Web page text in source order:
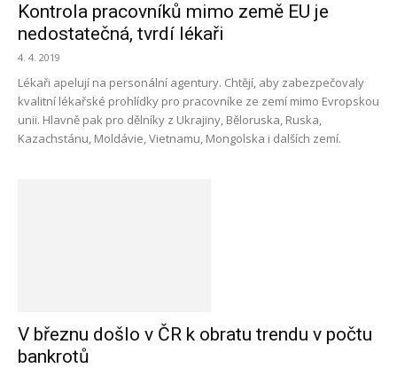
Kontrola pracovníků mimo země EU je
nedostatečná, tvrdí lékaři
4. 4. 2019
Lékaři apelují na personální agentury. Chtějí, aby zabezpečovaly
kvalitní lékařské prohlídky pro pracovníke ze zemí mimo Evropskou
unii. Hlavně pak pro dělníky z Ukrajiny, Běloruska, Ruska,
Kazachstánu, Moldávie, Vietnamu, Mongolska i dalších zemí.
V březnu došlo v ČR k obratu trendu v počtu
bankrotů